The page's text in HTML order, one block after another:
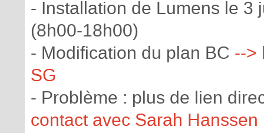
- Installation de Lumens le 3
(8h00-18h00)
- Modification du plan BC -->
SG
- Problème : plus de lien
contact avec Sarah